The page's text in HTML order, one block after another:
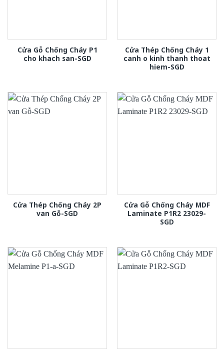
Cửa Gỗ Chống Cháy P1
cho khach san-SGD
Cửa Thép Chống Cháy 1
canh o kinh thanh thoat
hiem-SGD
Cửa Thép Chống Cháy 2P
van Gỗ-SGD
Cửa Gỗ Chống Cháy MDF
Laminate P1R2 23029-
SGD